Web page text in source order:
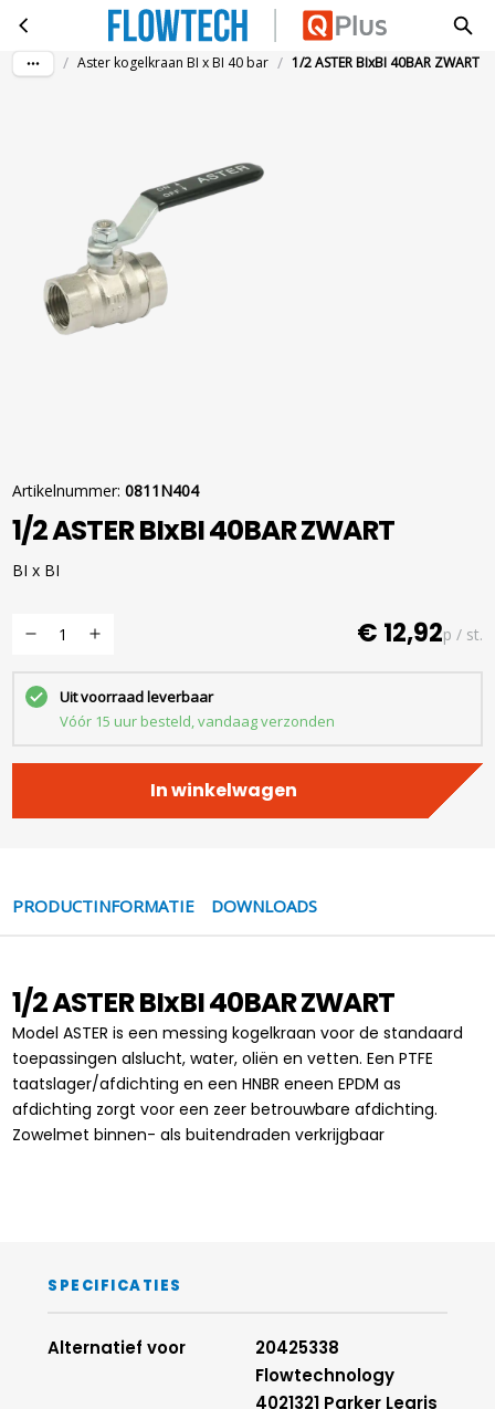
Ga naar hoofdinhoud1/2 ASTER BIxBI 40BAR ZWART
/ Aster kogelkraan BI x BI 40 bar / 1/2 ASTER BIxBI 40BAR ZWART
Artikelnummer: 0811N404
1/2 ASTER BIxBI 40BAR ZWART
BI x BI
€ 12,92p / st.
Uit voorraad leverbaar
Vóór 15 uur besteld, vandaag verzonden
In winkelwagen
PRODUCTINFORMATIE DOWNLOADS
1/2 ASTER BIxBI 40BAR ZWART
Model ASTER is een messing kogelkraan voor de standaard
toepassingen alslucht, water, oliën en vetten. Een PTFE
taatslager/afdichting en een HNBR eneen EPDM as
afdichting zorgt voor een zeer betrouwbare afdichting.
Zowelmet binnen- als buitendraden verkrijgbaar
SPECIFICATIES
Alternatief voor
20425338
Flowtechnology
4021321 Parker Legris